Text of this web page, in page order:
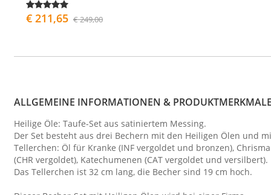
€ 211,65 € 249,00
ALLGEMEINE INFORMATIONEN &
Heilige Öle: Taufe-Set aus satiniertem Messing.
Der Set besteht aus drei Bechern mit den Heiligen Ölen und
Tellerchen: Öl für Kranke (INF vergoldet und bronzen), Chrisma
(CHR vergoldet), Katechumenen (CAT vergoldet und versilbert).
Das Tellerchen ist 32 cm lang, die Becher sind 19 cm hoch.